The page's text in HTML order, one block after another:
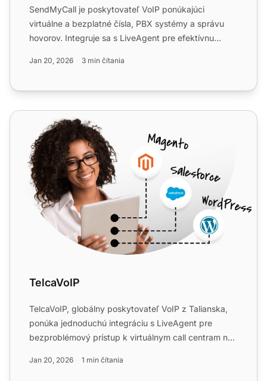
SendMyCall je poskytovateľ VoIP ponúkajúci
virtuálne a bezplatné čísla, PBX systémy a správu
hovorov. Integruje sa s LiveAgent pre efektívnu
Jan 20, 2026 3 min čítania
TelcaVoIP
TelcaVoIP
TelcaVoIP, globálny poskytovateľ VoIP z Talianska,
ponúka jednoduchú integráciu s LiveAgent pre
bezproblémový prístup k virtuálnym call centram na
Jan 20, 2026 1 min čítania